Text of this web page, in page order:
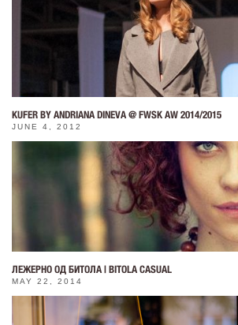
KUFER BY ANDRIANA DINEVA @ FWSK AW 2014/2015
JUNE 4, 2012
ЛЕЖЕРНО ОД БИТОЛА | BITOLA CASUAL
MAY 22, 2014